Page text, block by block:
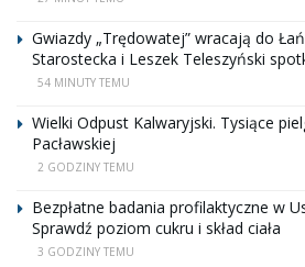
Gwiazdy „Trędowatej” wracają do
Starostecka i Leszek Teleszyński
54 MINUTY TEMU
Wielki Odpust Kalwaryjski. Tysiące
Pacławskiej
2 GODZINY TEMU
Bezpłatne badania profilaktyczne w
Sprawdź poziom cukru i skład ciała
3 GODZINY TEMU